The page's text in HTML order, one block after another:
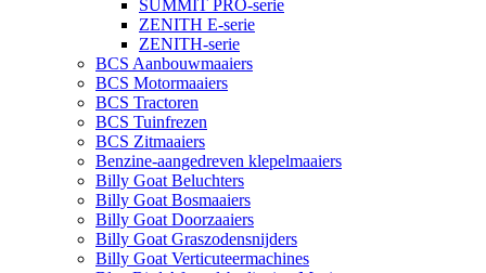
SUMMIT PRO-serie
ZENITH E-serie
ZENITH-serie
BCS Aanbouwmaaiers
BCS Motormaaiers
BCS Tractoren
BCS Tuinfrezen
BCS Zitmaaiers
Benzine-aangedreven klepelmaaiers
Billy Goat Beluchters
Billy Goat Bosmaaiers
Billy Goat Doorzaaiers
Billy Goat Graszodensnijders
Billy Goat Verticuteermachines